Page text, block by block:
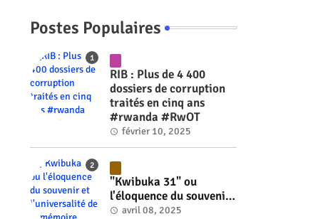
Postes Populaires
RIB : Plus de 4 400
dossiers de corruption
traités en cinq ans
#rwanda #RwOT
février 10, 2025
"Kwibuka 31" ou
l'éloquence du souvenir
et l'universalité de la
avril 08, 2025